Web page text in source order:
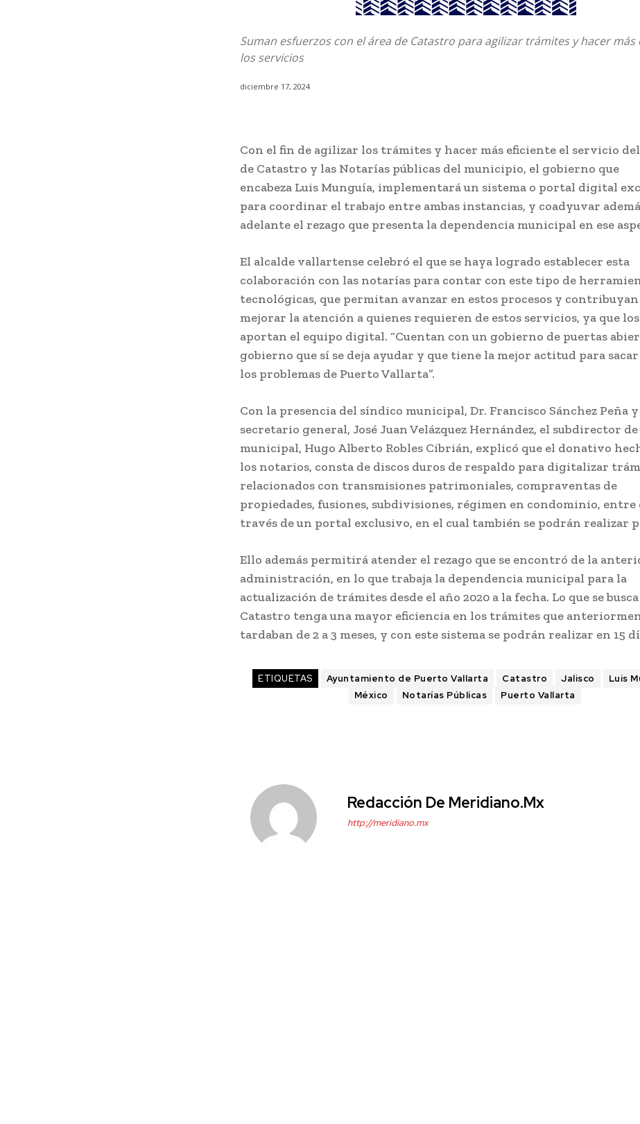
Suman esfuerzos con el área de Catastro para agilizar trámites y hacer más
los servicios
diciembre 17, 2024
Con el fin de agilizar los trámites y hacer más eficiente el servicio
de Catastro y las Notarías públicas del municipio, el gobierno que
encabeza Luis Munguía, implementará un sistema o portal digital
para coordinar el trabajo entre ambas instancias, y coadyuvar
adelante el rezago que presenta la dependencia municipal en ese
El alcalde vallartense celebró el que se haya logrado establecer esta
colaboración con las notarías para contar con este tipo de
tecnológicas, que permitan avanzar en estos procesos y contribuyan
mejorar la atención a quienes requieren de estos servicios, ya que
aportan el equipo digital. “Cuentan con un gobierno de puertas
gobierno que sí se deja ayudar y que tiene la mejor actitud para
los problemas de Puerto Vallarta”.
Con la presencia del síndico municipal, Dr. Francisco Sánchez Peña
secretario general, José Juan Velázquez Hernández, el subdirector
municipal, Hugo Alberto Robles Cibrián, explicó que el donativo
los notarios, consta de discos duros de respaldo para digitalizar
relacionados con transmisiones patrimoniales, compraventas de
propiedades, fusiones, subdivisiones, régimen en condominio, entre
través de un portal exclusivo, en el cual también se podrán realizar
Ello además permitirá atender el rezago que se encontró de la
administración, en lo que trabaja la dependencia municipal para la
actualización de trámites desde el año 2020 a la fecha. Lo que se busca
Catastro tenga una mayor eficiencia en los trámites que
tardaban de 2 a 3 meses, y con este sistema se podrán realizar en 15
ETIQUETAS Ayuntamiento de Puerto Vallarta Catastro Jalisco
Luis
México
Notarías Públicas Puerto Vallarta
Redacción De Meridiano.mx
http://meridiano.mx